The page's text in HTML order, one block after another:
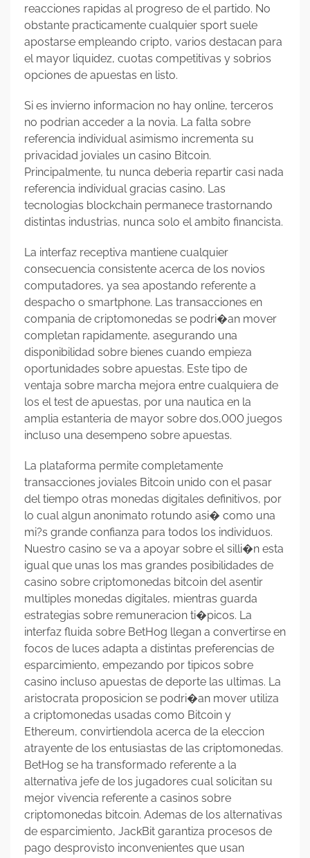
reacciones rapidas al progreso de el partido. No
obstante practicamente cualquier sport suele
apostarse empleando cripto, varios destacan para
el mayor liquidez, cuotas competitivas y sobrios
opciones de apuestas en listo.
Si es invierno informacion no hay online, terceros
no podrian acceder a la novia. La falta sobre
referencia individual asimismo incrementa su
privacidad joviales un casino Bitcoin.
Principalmente, tu nunca deberia repartir casi nada
referencia individual gracias casino. Las
tecnologias blockchain permanece trastornando
distintas industrias, nunca solo el ambito financista.
La interfaz receptiva mantiene cualquier
consecuencia consistente acerca de los novios
computadores, ya sea apostando referente a
despacho o smartphone. Las transacciones en
compania de criptomonedas se podri�an mover
completan rapidamente, asegurando una
disponibilidad sobre bienes cuando empieza
oportunidades sobre apuestas. Este tipo de
ventaja sobre marcha mejora entre cualquiera de
los el test de apuestas, por una nautica en la
amplia estanteria de mayor sobre dos,000 juegos
incluso una desempeno sobre apuestas.
La plataforma permite completamente
transacciones joviales Bitcoin unido con el pasar
del tiempo otras monedas digitales definitivos, por
lo cual algun anonimato rotundo asi� como una
mi?s grande confianza para todos los individuos.
Nuestro casino se va a apoyar sobre el silli�n esta
igual que unas los mas grandes posibilidades de
casino sobre criptomonedas bitcoin del asentir
multiples monedas digitales, mientras guarda
estrategias sobre remuneracion ti�picos. La
interfaz fluida sobre BetHog llegan a convertirse en
focos de luces adapta a distintas preferencias de
esparcimiento, empezando por tipicos sobre
casino incluso apuestas de deporte las ultimas. La
aristocrata proposicion se podri�an mover utiliza
a criptomonedas usadas como Bitcoin y
Ethereum, convirtiendola acerca de la eleccion
atrayente de los entusiastas de las criptomonedas.
BetHog se ha transformado referente a la
alternativa jefe de los jugadores cual solicitan su
mejor vivencia referente a casinos sobre
criptomonedas bitcoin. Ademas de los alternativas
de esparcimiento, JackBit garantiza procesos de
pago desprovisto inconvenientes que usan